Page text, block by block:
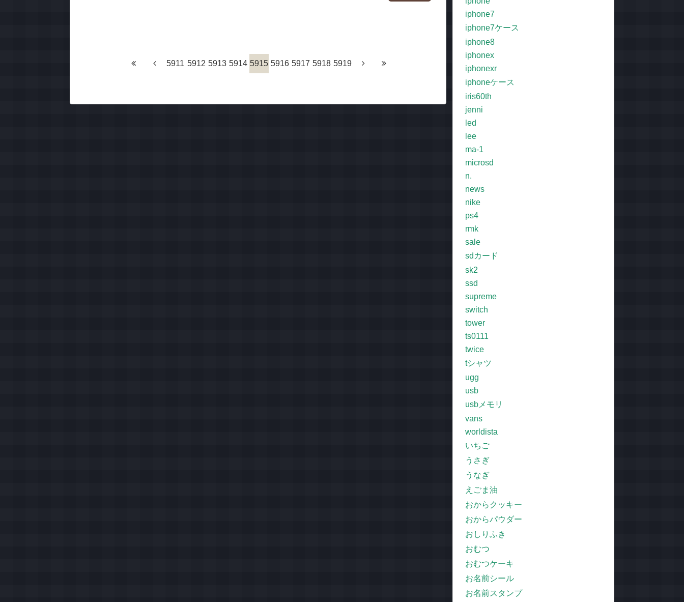
5911 5912 5913 5914 5915 5916 5917 5918 5919
iphone7
iphone7ケース
iphone8
iphonex
iphonexr
iphoneケース
iris60th
jenni
led
lee
ma-1
microsd
n.
news
nike
ps4
rmk
sale
sdカード
sk2
ssd
supreme
switch
tower
ts0111
twice
tシャツ
ugg
usb
usbメモリ
vans
worldista
いちご
うさぎ
うなぎ
えごま油
おからクッキー
おからパウダー
おしりふき
おむつ
おむつケーキ
お名前シール
お名前スタンプ